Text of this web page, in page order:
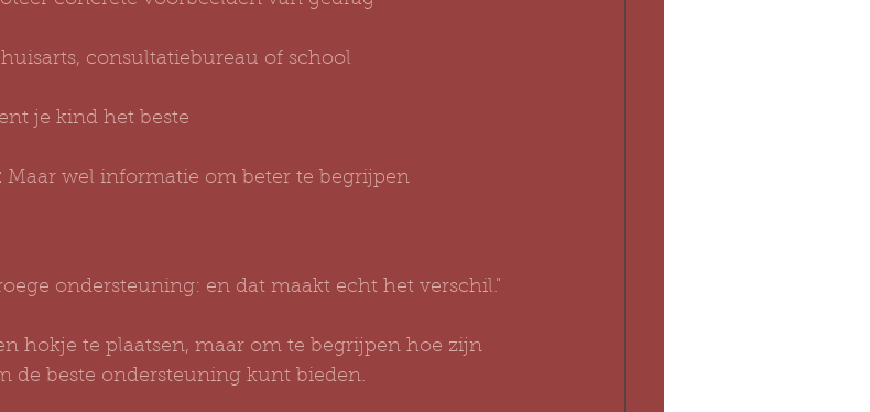
consultatiebureau of school
je kind het beste
Maar wel informatie om beter te begrijpen
ondersteuning: en dat maakt echt het verschil."
hokje te plaatsen, maar om te begrijpen hoe zijn
de beste ondersteuning kunt bieden.